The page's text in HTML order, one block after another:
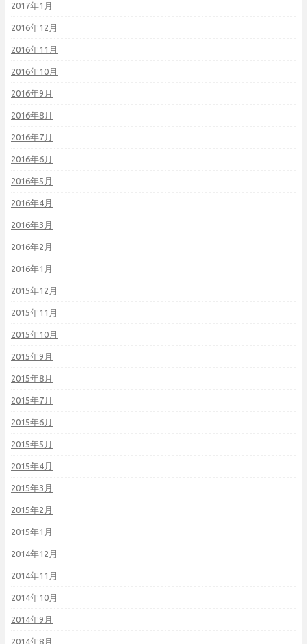
2017年1月
2016年12月
2016年11月
2016年10月
2016年9月
2016年8月
2016年7月
2016年6月
2016年5月
2016年4月
2016年3月
2016年2月
2016年1月
2015年12月
2015年11月
2015年10月
2015年9月
2015年8月
2015年7月
2015年6月
2015年5月
2015年4月
2015年3月
2015年2月
2015年1月
2014年12月
2014年11月
2014年10月
2014年9月
2014年8月